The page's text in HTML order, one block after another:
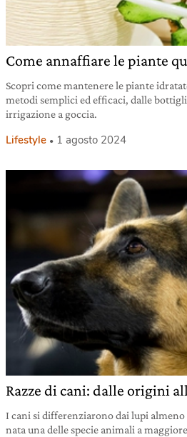
Come annaffiare le piante
Scopri come mantenere le piante
metodi semplici ed efficaci, dalle
irrigazione a goccia.
Lifestyle 1 agosto 2024
Razze di cani: dalle origini
I cani si differenziarono dai lupi almeno
nata una delle specie animali a